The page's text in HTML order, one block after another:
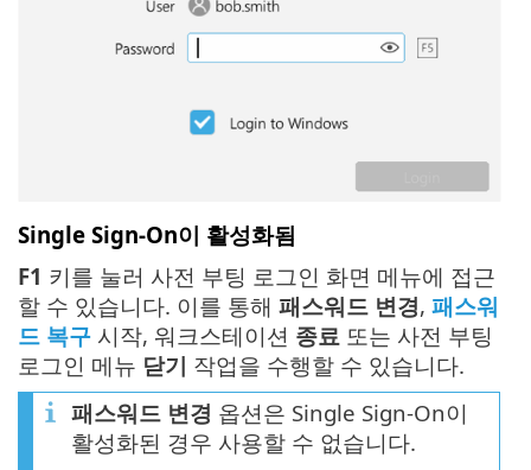
Single Sign-On이 활성화됨
F1 키를 눌러 사전 부팅 로그인 화면 메뉴에 접근
할 수 있습니다. 이를 통해 패스워드 변경, 패스워
드 복구 시작, 워크스테이션 종료 또는 사전 부팅
로그인 메뉴 닫기 작업을 수행할 수 있습니다.
패스워드 변경 옵션은 Single Sign-On이
활성화된 경우 사용할 수 없습니다.